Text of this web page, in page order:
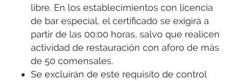
libre. En los establecimientos con licencia
de bar especial, el certificado se exigirá a
partir de las 00:00 horas, salvo que realicen
actividad de restauración con aforo de más
de 50 comensales.
Se excluirán de este requisito de control